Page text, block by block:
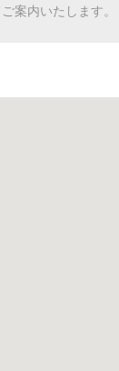
案内いたします。